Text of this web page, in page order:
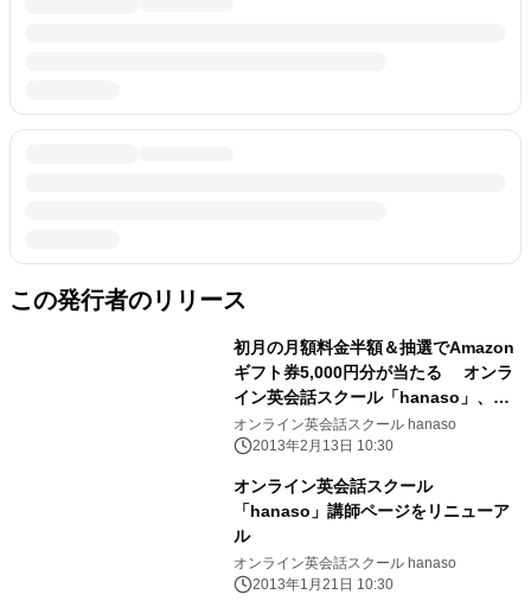
この発行者のリリース
初月の月額料金半額＆抽選でAmazon
ギフト券5,000円分が当たる オンラ
イン英会話スクール「hanaso」、『3
周年記念キャンペーン』実施
オンライン英会話スクール hanaso
2013年2月13日 10:30
オンライン英会話スクール
「hanaso」講師ページをリニューア
ル
オンライン英会話スクール hanaso
2013年1月21日 10:30